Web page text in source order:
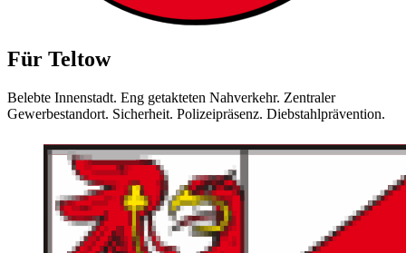
Für Teltow
Belebte Innenstadt. Eng getakteten Nahverkehr. Zentraler
Gewerbestandort. Sicherheit. Polizeipräsenz. Diebstahlprävention.